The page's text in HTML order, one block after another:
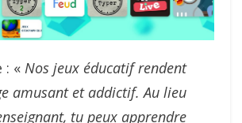
: « Nos jeux éducatif rendent
amusant et addictif. Au lieu
tu peux apprendre